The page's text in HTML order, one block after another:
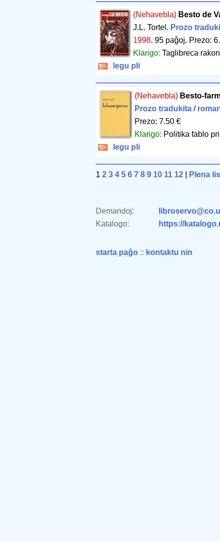
(Nehavebla) Besto de
J.L. Tortel. Prozo
1998.95 paĝoj. Prezo:
Klarigo:Taglibreca
legu pli
(Nehavebla) Besto-
Prozo tradukita /
Prezo: 7.50 €
Klarigo: Politika fablo
legu pli
1 2 3 4 5 6 7 8 9 10 11 12 Plena
Demandoj:
Katalogo:
https://
starta paĝo :: kontaktu nin